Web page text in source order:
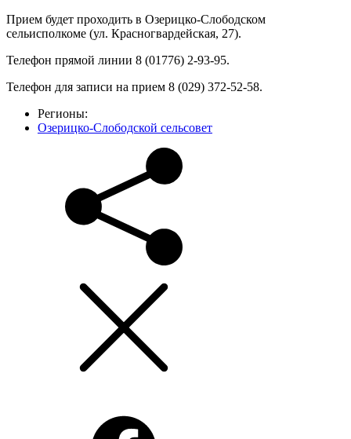
Прием будет проходить в Озерицко-Слободском
сельисполкоме (ул. Красногвардейская, 27).
Телефон прямой линии 8 (01776) 2-93-95.
Телефон для записи на прием 8 (029) 372-52-58.
Регионы:
Озерицко-Слободской сельсовет